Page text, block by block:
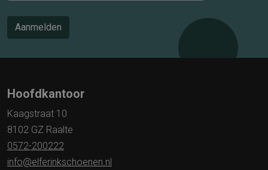
Aanmelden
Hoofdkantoor
Kaagstraat 10
8102 GZ Raalte
0572-200222
info@elferinkschoenen.nl